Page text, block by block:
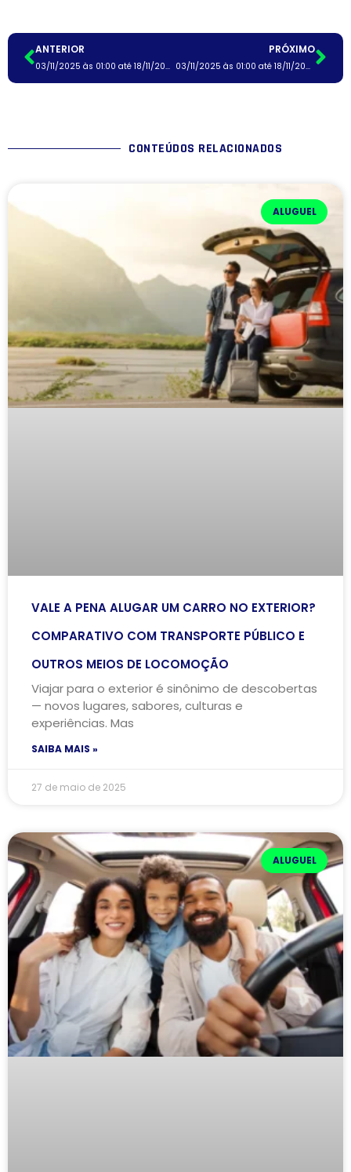
ANTERIOR
03/11/2025 às 01:00 até 18/11/2025 às 01:00
PRÓXIMO
03/11/2025 às 01:00 até 18/11/2025 às 01:00
CONTEÚDOS RELACIONADOS
ALUGUEL
VALE A PENA ALUGAR UM CARRO NO EXTERIOR?
COMPARATIVO COM TRANSPORTE PÚBLICO E
OUTROS MEIOS DE LOCOMOÇÃO
Viajar para o exterior é sinônimo de descobertas
— novos lugares, sabores, culturas e
experiências. Mas
SAIBA MAIS »
27 de maio de 2025
ALUGUEL